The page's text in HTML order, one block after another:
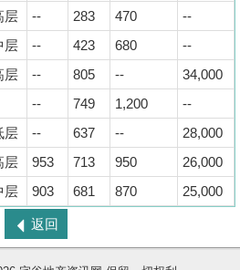
层 -- 283 470
--
层 -- 423 680
--
层 -- 805 --
34,000
-- 749 1,200
--
层 -- 637 --
28,000
层 953 713 950
26,000
层 903 681 870 25,000
返回